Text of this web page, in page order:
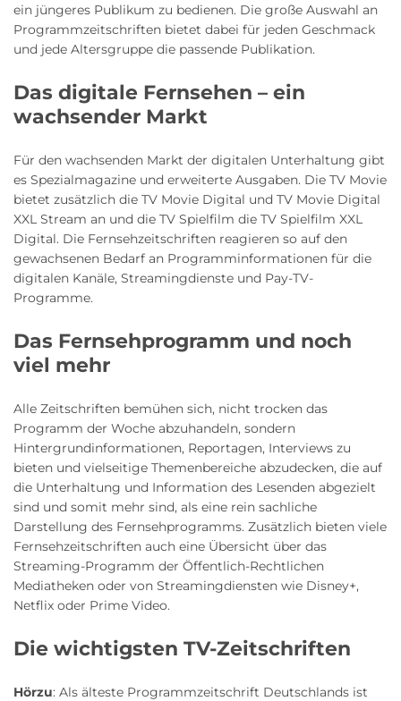
ein jüngeres Publikum zu bedienen. Die große Auswahl an
Programmzeitschriften bietet dabei für jeden Geschmack
und jede Altersgruppe die passende Publikation.
Das digitale Fernsehen – ein
wachsender Markt
Für den wachsenden Markt der digitalen Unterhaltung gibt
es Spezialmagazine und erweiterte Ausgaben. Die TV Movie
bietet zusätzlich die TV Movie Digital und TV Movie Digital
XXL Stream an und die TV Spielfilm die TV Spielfilm XXL
Digital. Die Fernsehzeitschriften reagieren so auf den
gewachsenen Bedarf an Programminformationen für die
digitalen Kanäle, Streamingdienste und Pay-TV-
Programme.
Das Fernsehprogramm und noch
viel mehr
Alle Zeitschriften bemühen sich, nicht trocken das
Programm der Woche abzuhandeln, sondern
Hintergrundinformationen, Reportagen, Interviews zu
bieten und vielseitige Themenbereiche abzudecken, die auf
die Unterhaltung und Information des Lesenden abgezielt
sind und somit mehr sind, als eine rein sachliche
Darstellung des Fernsehprogramms. Zusätzlich bieten viele
Fernsehzeitschriften auch eine Übersicht über das
Streaming-Programm der Öffentlich-Rechtlichen
Mediatheken oder von Streamingdiensten wie Disney+,
Netflix oder Prime Video.
Die wichtigsten TV-Zeitschriften
Hörzu: Als älteste Programmzeitschrift Deutschlands ist